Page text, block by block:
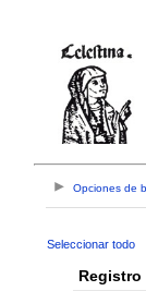
Opciones de
Seleccionar todo
Registro